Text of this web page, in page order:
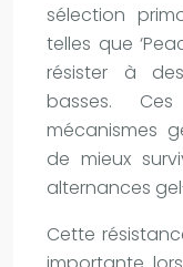
sélection
telles que
résister à
basses.
mécanismes
de mieux
alternances
Cette